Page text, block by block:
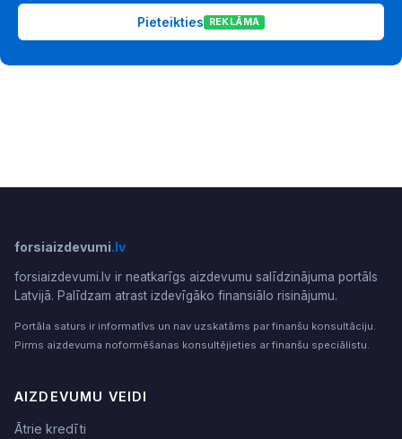
Pieteikties REKLĀMA
forsiaizdevumi.lv
forsiaizdevumi.lv ir neatkarīgs aizdevumu salīdzinājuma portāls
Latvijā. Palīdzam atrast izdevīgāko finansiālo risinājumu.
Portāla saturs ir informatīvs un nav uzskatāms par finanšu konsultāciju.
Pirms aizdevuma noformēšanas konsultējieties ar finanšu speciālistu.
AIZDEVUMU VEIDI
Ātrie kredīti